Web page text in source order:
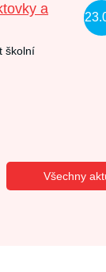
a
školní
Všechny